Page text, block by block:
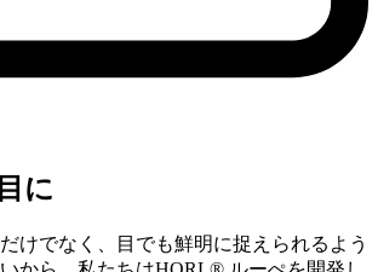
に
けでなく、目でも鮮明に捉えられるよう